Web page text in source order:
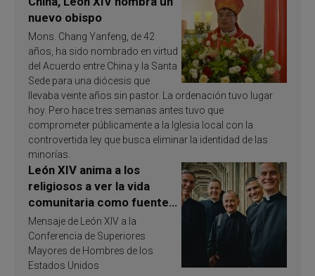
nuevo obispo
Mons. Chang Yanfeng, de 42
años, ha sido nombrado en virtud
del Acuerdo entre China y la Santa
Sede para una diócesis que
llevaba veinte años sin pastor. La ordenación tuvo lugar
hoy. Pero hace tres semanas antes tuvo que
comprometer públicamente a la Iglesia local con la
controvertida ley que busca eliminar la identidad de las
minorías.
León XIV anima a los
religiosos a ver la vida
comunitaria como fuente
de inspiración y
santificación
Mensaje de León XIV a la
Conferencia de Superiores
Mayores de Hombres de los
Estados Unidos